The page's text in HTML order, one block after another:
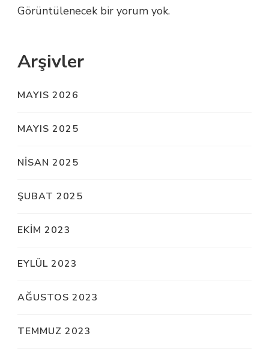
Görüntülenecek bir yorum yok.
Arşivler
MAYIS 2026
MAYIS 2025
NISAN 2025
ŞUBAT 2025
EKIM 2023
EYLÜL 2023
AĞUSTOS 2023
TEMMUZ 2023